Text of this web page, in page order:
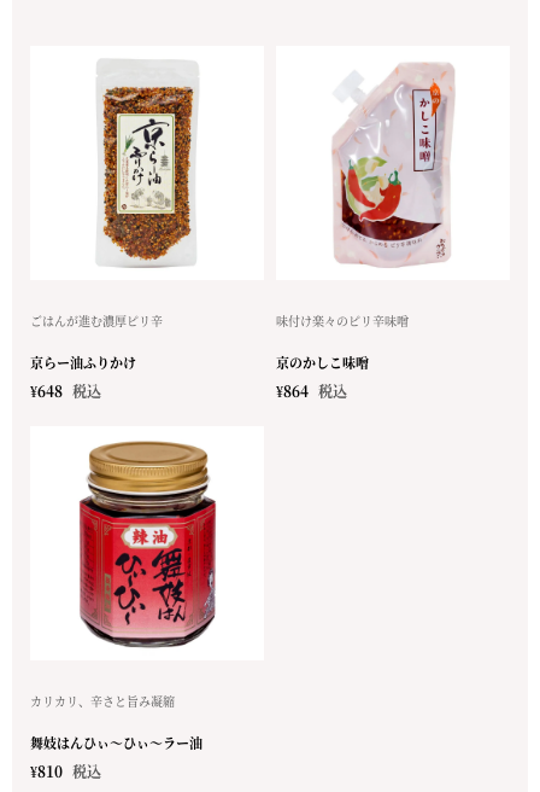
ごはんが進む濃厚ピリ辛
京らー油ふりかけ
¥648 税込
味付け楽々のピリ辛味噌
京のかしこ味噌
¥864 税込
カリカリ、辛さと旨み凝縮
舞妓はんひぃ～ひぃ～ラー油
¥810 税込